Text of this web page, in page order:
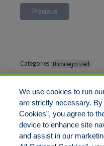
Previous
Categories: Uncategorized
Tags:
We use cookies to run
are strictly necessary.
Cookies”, you agree to
device to enhance site
and assist in our